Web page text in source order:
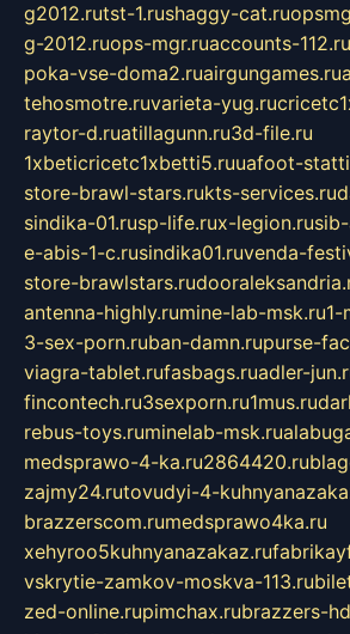
g2012.rutst-1.rushaggy-cat.ru
g-2012.ruops-mgr.ruaccounts-112.ru
poka-vse-doma2.ruairgungames.ru
tehosmotre.ruvarieta-yug.ru
raytor-d.ruatillagunn.ru3d-file.ru
1xbeticricetc1xbetti5.ruuafoot-
store-brawl-stars.rukts-services.ru
sindika-01.rusp-life.rux-legion.ru
e-abis-1-c.rusindika01.ruvenda-
store-brawlstars.ru
antenna-highly.rumine-lab-msk.ru1-
3-sex-porn.ruban-damn.rupurse-
viagra-tablet.rufasbags.ruadler-
fincontech.ru3sexporn.ru1mus.ru
rebus-toys.ruminelab-msk.ru
medsprawo-4-ka.ru2864420.ru
zajmy24.rutovudyi-4-
brazzerscom.rumedsprawo4ka.ru
xehyroo5kuhnyanazakaz.ru
vskrytie-zamkov-moskva-113.ru
zed-online.rupimchax.rubrazzers-